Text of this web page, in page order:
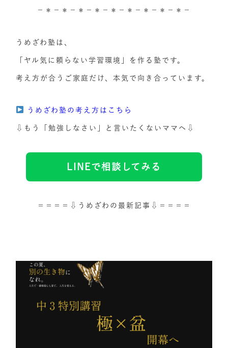
－＊－＊－＊－＊－＊－＊－＊－＊－＊－
うめざわ塾は、
「ヤル気に頼らない学習環境」を作る塾です。
考え方が合うご家庭だけ、本気で向き合っています。
うめざわ塾の考え方はこちら
⇩もう「勉強しなさい」と言いたくないママへ⇩
LINEで相談してみる
＝＝＝＝⇩うめざわの最新記事⇩＝＝＝＝